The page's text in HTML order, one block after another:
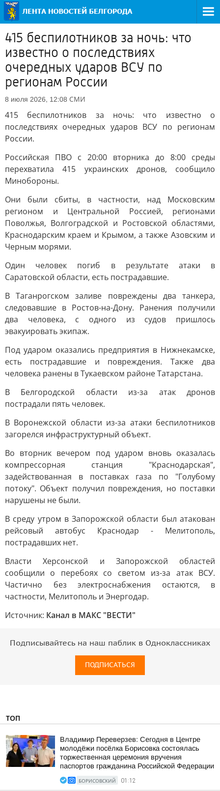
415 беспилотников за ночь: что
известно о последствиях
очередных ударов ВСУ по
регионам России
8 июля 2026, 12:08 СМИ
415 беспилотников за ночь: что известно о
последствиях очередных ударов ВСУ по регионам
России.
Российская ПВО с 20:00 вторника до 8:00 среды
перехватила 415 украинских дронов, сообщило
Минобороны.
Они были сбиты, в частности, над Московским
регионом и Центральной Россией, регионами
Поволжья, Волгоградской и Ростовской областями,
Краснодарским краем и Крымом, а также Азовским и
Черным морями.
Один человек погиб в результате атаки в
Саратовской области, есть пострадавшие.
В Таганрогском заливе повреждены два танкера,
следовавшие в Ростов-на-Дону. Ранения получили
два человека, с одного из судов пришлось
эвакуировать экипаж.
Под ударом оказались предприятия в Нижнекамске,
есть пострадавшие и повреждения. Также два
человека ранены в Тукаевском районе Татарстана.
В Белгородской области из-за атак дронов
пострадали пять человек.
В Воронежской области из-за атаки беспилотников
загорелся инфраструктурный объект.
Во вторник вечером под ударом вновь оказалась
компрессорная станция "Краснодарская",
задействованная в поставках газа по "Голубому
потоку". Объект получил повреждения, но поставки
нарушены не были.
В среду утром в Запорожской области был атакован
рейсовый автобус Краснодар - Мелитополь,
пострадавших нет.
Власти Херсонской и Запорожской областей
сообщили о перебоях со светом из-за атак ВСУ.
Частично без электроснабжения остаются, в
частности, Мелитополь и Энергодар.
Источник: Канал в МАКС "ВЕСТИ"
Подписывайтесь на наш паблик в Одноклассниках
ПОДПИСАТЬСЯ
ТОП
Владимир Переверзев: Сегодня в Центре
молодёжи посёлка Борисовка состоялась
торжественная церемония вручения
паспортов гражданина Российской Федерации
БОРИСОВСКИЙ 01:12